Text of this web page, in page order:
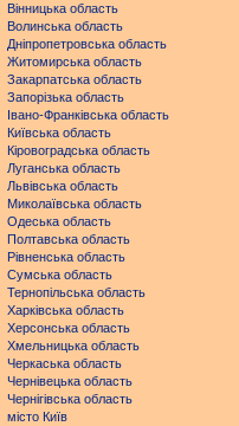
Вінницька область
Волинська область
Дніпропетровська область
Житомирська область
Закарпатська область
Запорізька область
Івано-Франківська область
Київська область
Кіровоградська область
Луганська область
Львівська область
Миколаївська область
Одеська область
Полтавська область
Рівненська область
Сумська область
Тернопільська область
Харківська область
Херсонська область
Хмельницька область
Черкаська область
Чернівецька область
Чернігівська область
місто Київ